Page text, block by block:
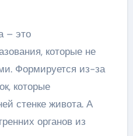
которые не
Формируется из-за
которые
стенке живота. А
органов из